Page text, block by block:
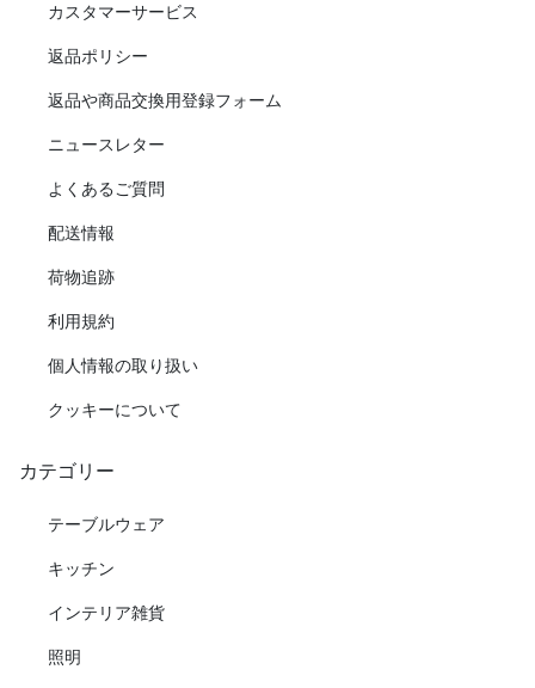
カスタマーサービス
返品ポリシー
返品や商品交換用登録フォーム
ニュースレター
よくあるご質問
配送情報
荷物追跡
利用規約
個人情報の取り扱い
クッキーについて
カテゴリー
テーブルウェア
キッチン
インテリア雑貨
照明